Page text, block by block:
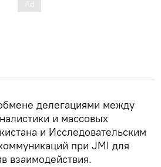
делегациями между
и массовых
и Исследовательским
при JMI для
взаимодействия.